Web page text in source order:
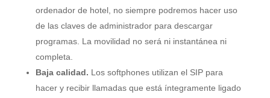
ordenador de hotel, no siempre podremos hacer uso
de las claves de administrador para descargar
programas. La movilidad no será ni instantánea ni
completa.
Baja calidad. Los softphones utilizan el SIP para
hacer y recibir llamadas que está íntegramente ligado